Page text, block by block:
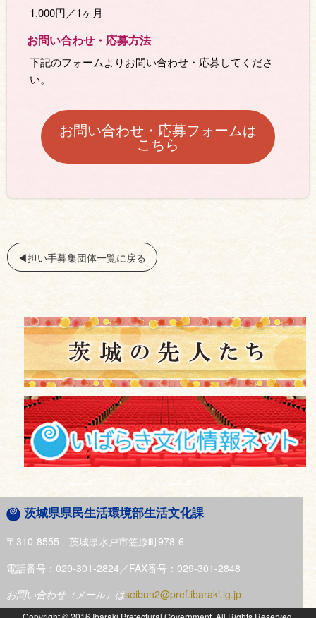
1,000円／1ヶ月
お問い合わせ・応募⽅法
下記のフォームよりお問い合わせ・応募してくださ
い。
お問い合わせ・応募フォームは
こちら
◀︎担い手募集団体一覧に戻る
茨城県県民生活環境部生活文化課
〒310-8555 茨城県水戸市笠原町978-6
電話番号：029-301-2824／FAX番号：029-301-2848
お問い合わせ（メール）はseibun2@pref.ibaraki.lg.jp